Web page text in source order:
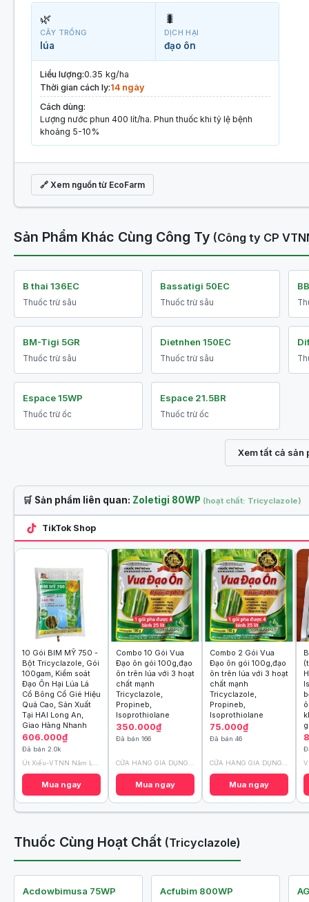
🌿
CÂY TRỒNG
lúa
🐛
DỊCH HẠI
đạo ôn
Liều lượng:0.35 kg/ha
Thời gian cách ly:14 ngày
Cách dùng:
Lượng nước phun 400 lít/ha. Phun thuốc khi tỷ lệ bệnh
khoảng 5-10%
🔗 Xem nguồn từ EcoFarm
Sản Phẩm Khác Cùng Công Ty (Công ty CP
B thai 136EC
Thuốc trừ sâu
Bassatigi 50EC
Thuốc trừ sâu
BM-Tigi 5GR
Thuốc trừ sâu
Dietnhen 150EC
Thuốc trừ sâu
Espace 15WP
Thuốc trừ ốc
Espace 21.5BR
Thuốc trừ ốc
Xem tất cả sản
🛒 Sản phẩm liên quan: Zoletigi 80WP (hoạt chất: Tricyclazole)
TikTok Shop
10 Gói BIM MỸ 750 -
Bột Tricyclazole, Gói
100gam, Kiểm soát
Đạo Ôn Hại Lúa Lá
Cổ Bông Cổ Gié Hiệu
Quả Cao, Sản Xuất
Tại HAI Long An,
Giao Hàng Nhanh
606.000₫
Đã bán 2.0k
Mua ngay
Combo 10 Gói Vua
Đạo ôn gói 100g,đạo
ôn trên lúa với 3 hoạt
chất mạnh
Tricyclazole,
Propineb,
Isoprothiolane
350.000₫
Đã bán 166
Mua ngay
Combo 2 Gói Vua
Đạo ôn gói 100g,đạo
ôn trên lúa với 3 hoạt
chất mạnh
Tricyclazole,
Propineb,
Isoprothiolane
75.000₫
Đã bán 46
Mua ngay
Thuốc Cùng Hoạt Chất (Tricyclazole)
Acdowbimusa 75WP Acfubim 800WP